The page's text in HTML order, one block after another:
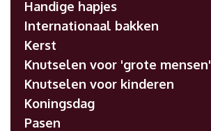
Handige hapjes
Internationaal bakken
Kerst
Knutselen voor 'grote mensen'
Knutselen voor kinderen
Koningsdag
Pasen